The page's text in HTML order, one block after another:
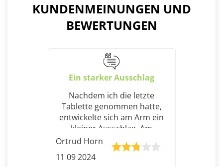
KUNDENMEINUNGEN UND
BEWERTUNGEN
Ein starker Ausschlag
Nachdem ich die letzte
Tablette genommen hatte,
entwickelte sich am Arm ein
kleiner Ausschlag. Am
nächsten Tag waren
zusätzlich meine Arme und
Beine betroffen. Am dritten
Ortrud Horn
11 09 2024